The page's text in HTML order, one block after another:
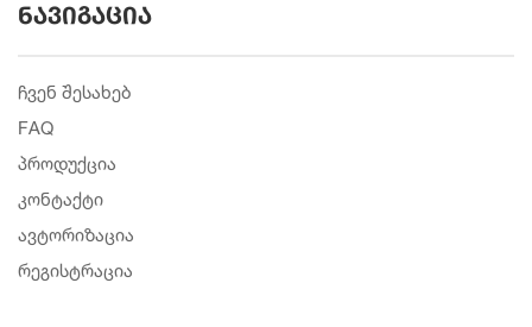
ნავიგაცია
ჩვენ შესახებ
FAQ
პროდუქცია
კონტაქტი
ავტორიზაცია
რეგისტრაცია